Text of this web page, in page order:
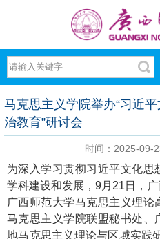
马克思主义学院举办“习近
治教育”研讨会
时间：2025-09-
为深入学习贯彻习近平文化
学科建设和发展，9月21日，
广西师范大学马克思主义理
马克思主义学院联盟秘书处、
地马克思主义理论与区域实践